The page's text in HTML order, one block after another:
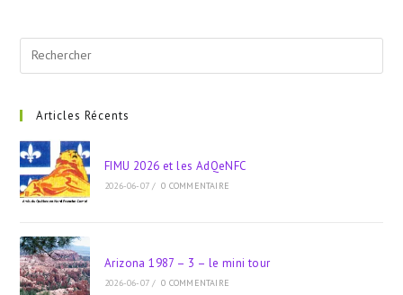
Articles Récents
FIMU 2026 et les AdQeNFC
2026-06-07 / 0 COMMENTAIRE
Arizona 1987 – 3 – le mini tour
2026-06-07 / 0 COMMENTAIRE